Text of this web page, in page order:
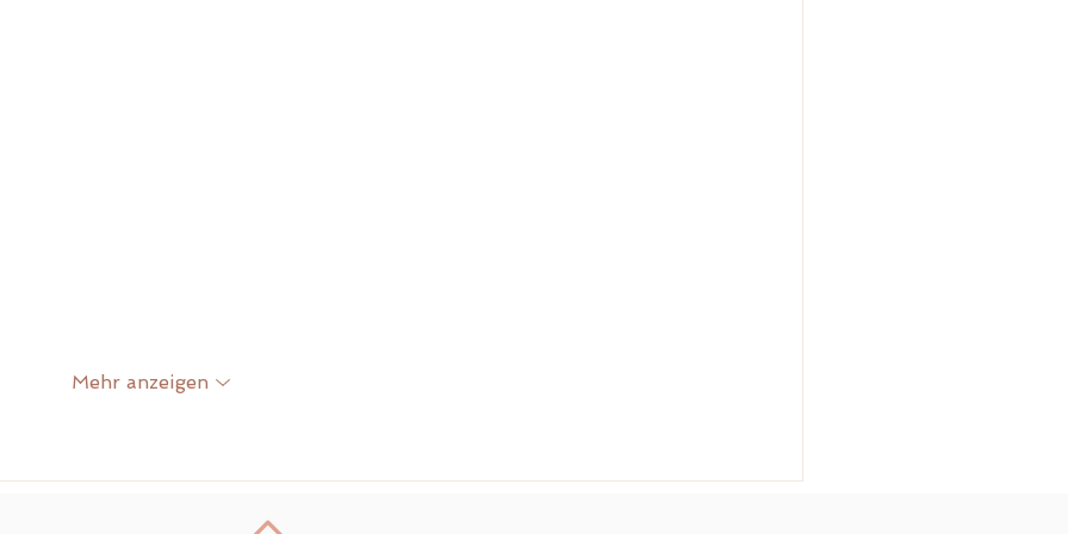
Mehr anzeigen